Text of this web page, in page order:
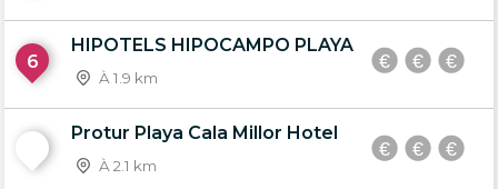
6
HIPOTELS HIPOCAMPO PLAYA
À 1.9 km
Protur Playa Cala Millor Hotel
À 2.1 km